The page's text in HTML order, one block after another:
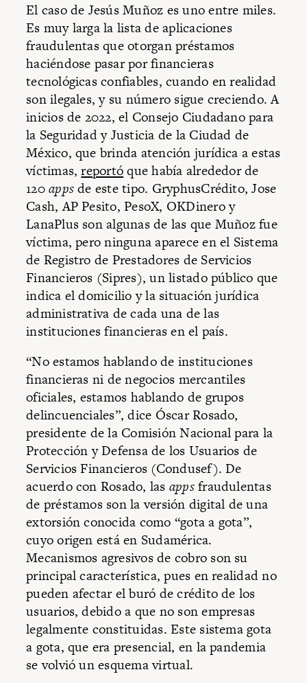
El caso de Jesús Muñoz es uno entre miles.
Es muy larga la lista de aplicaciones
fraudulentas que otorgan préstamos
haciéndose pasar por financieras
tecnológicas confiables, cuando en realidad
son ilegales, y su número sigue creciendo. A
inicios de 2022, el Consejo Ciudadano para
la Seguridad y Justicia de la Ciudad de
México, que brinda atención jurídica a estas
víctimas,reportóque había alrededor de
120appsde este tipo. GryphusCrédito, Jose
Cash, AP Pesito, PesoX, OKDinero y
LanaPlus son algunas de las que Muñoz fue
víctima, pero ninguna aparece en el Sistema
de Registro de Prestadores de Servicios
Financieros (Sipres), un listado público que
indica el domicilio y la situación jurídica
administrativa de cada una de las
instituciones financieras en el país.
“No estamos hablando de instituciones
financieras ni de negocios mercantiles
oficiales, estamos hablando de grupos
delincuenciales”, dice Óscar Rosado,
presidente de la Comisión Nacional para la
Protección y Defensa de los Usuarios de
Servicios Financieros (Condusef). De
acuerdo con Rosado, las appsfraudulentas
de préstamos son la versión digital de una
extorsión conocida como “gota a gota”,
cuyo origen está en Sudamérica.
Mecanismos agresivos de cobro son su
principal característica, pues en realidad no
pueden afectar el buró de crédito de los
usuarios, debido a que no son empresas
legalmente constituidas. Este sistema gota
a gota, que era presencial, en la pandemia
se volvió un esquema virtual.